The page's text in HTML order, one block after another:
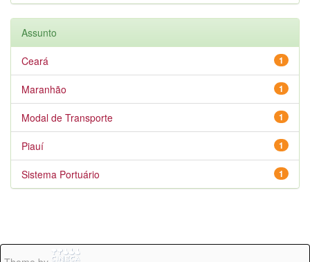
Assunto
1
Ceará
1
Maranhão
1
Modal de Transporte
1
Piauí
1
Sistema Portuário